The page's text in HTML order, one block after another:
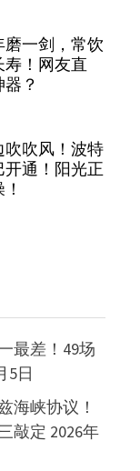
磨一剑，常饮
寿！网友直
？
吹吹风！波特
开通！阳光正
最差！49场
5日
海峡协议！
敲定 2026年